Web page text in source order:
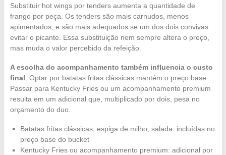
Substituir hot wings por tenders aumenta a quantidade de
frango por peça. Os tenders são mais carnudos, menos
apimentados, e são mais adequados se um dos dois convivas
evitar o picante. Essa substituição nem sempre altera o preço,
mas muda o valor percebido da refeição.
A escolha do acompanhamento também influencia o custo
final . Optar por batatas fritas clássicas mantém o preço base.
Passar para Kentucky Fries ou um acompanhamento premium
resulta em um adicional que, multiplicado por dois, pesa no
orçamento do duo.
Batatas fritas clássicas, espiga de milho, salada: incluídas no
preço base do bucket
Kentucky Fries ou acompanhamento premium: adicional por